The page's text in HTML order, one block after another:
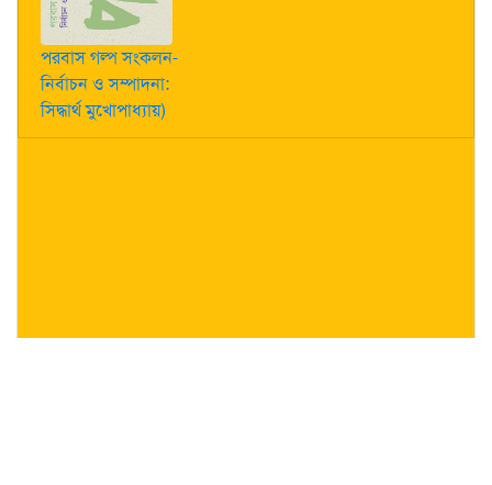
পরবাস গল্প সংকলন-
নির্বাচন ও সম্পাদনা:
সিদ্ধার্থ মুখোপাধ্যায়)